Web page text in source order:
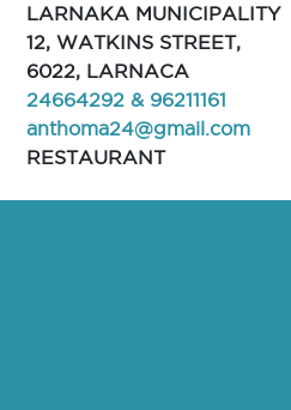
LARNAKA MUNICIPALITY
12, WATKINS STREET,
6022, LARNACA
24664292 & 96211161
anthoma24@gmail.com
RESTAURANT